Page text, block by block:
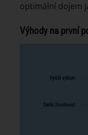
optimální dojem
Výhody na první